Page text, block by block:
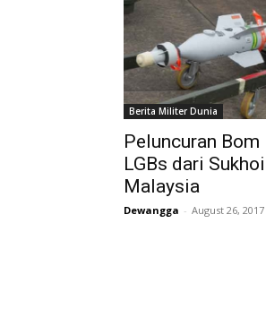
Berita Militer Dunia
Peluncuran Bom
LGBs dari
Malaysia
Dewangga - August 26, 2017